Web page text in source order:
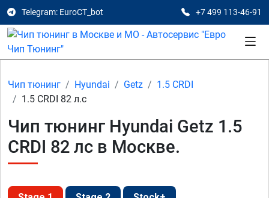
Telegram: EuroCT_bot +7 499 113-46-91
Чип тюнинг Hyundai Getz
1.5 CRDI
1.5 CRDI 82 л.с
Чип тюнинг Hyundai Getz 1.5
CRDI 82 лс в Москве.